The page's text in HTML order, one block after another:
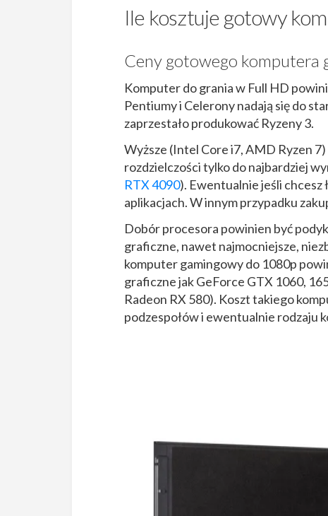
Ile kosztuje gotowy
Ceny gotowego komputera
Komputer do grania w Full HD
Pentiumy i Celerony nadają się do
zaprzestało produkować Ryzeny 3.
Wyższe (Intel Core i7, AMD Ryzen
rozdzielczości tylko do najbardziej
RTX 4090). Ewentualnie jeśli chcesz
aplikacjach. W innym przypadku
Dobór procesora powinien być
graficzne, nawet najmocniejsze,
komputer gamingowy do 1080p
graficzne jak GeForce GTX 1060,
Radeon RX 580). Koszt takiego
podzespołów i ewentualnie rodzaju